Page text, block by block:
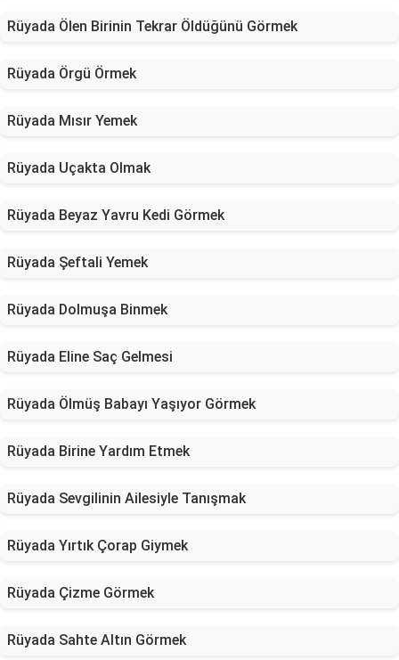
Rüyada Ölen Birinin Tekrar Öldüğünü Görmek
Rüyada Örgü Örmek
Rüyada Mısır Yemek
Rüyada Uçakta Olmak
Rüyada Beyaz Yavru Kedi Görmek
Rüyada Şeftali Yemek
Rüyada Dolmuşa Binmek
Rüyada Eline Saç Gelmesi
Rüyada Ölmüş Babayı Yaşıyor Görmek
Rüyada Birine Yardım Etmek
Rüyada Sevgilinin Ailesiyle Tanışmak
Rüyada Yırtık Çorap Giymek
Rüyada Çizme Görmek
Rüyada Sahte Altın Görmek